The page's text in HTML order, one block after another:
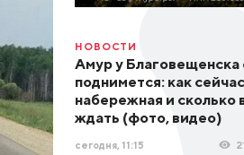
НОВОСТИ
Амур у
поднимется: как
набережная и сколько
ждать (фото, видео)
сегодня, 11:15